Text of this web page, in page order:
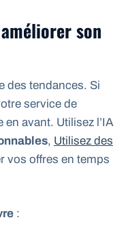
son
des tendances. Si
service de
avant. Utilisez l’IA
, Utilisez des
vos offres en temps
: